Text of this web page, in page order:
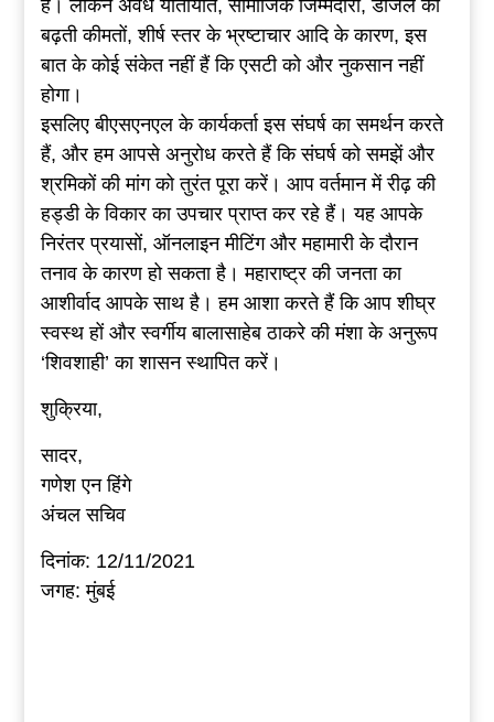
है। लेकिन अवैध यातायात, सामाजिक जिम्मेदारी, डीजल की
बढ़ती कीमतों, शीर्ष स्तर के भ्रष्टाचार आदि के कारण, इस
बात के कोई संकेत नहीं हैं कि एसटी को और नुकसान नहीं
होगा।
इसलिए बीएसएनएल के कार्यकर्ता इस संघर्ष का समर्थन करते
हैं, और हम आपसे अनुरोध करते हैं कि संघर्ष को समझें और
श्रमिकों की मांग को तुरंत पूरा करें। आप वर्तमान में रीढ़ की
हड्डी के विकार का उपचार प्राप्त कर रहे हैं। यह आपके
निरंतर प्रयासों, ऑनलाइन मीटिंग और महामारी के दौरान
तनाव के कारण हो सकता है। महाराष्ट्र की जनता का
आशीर्वाद आपके साथ है। हम आशा करते हैं कि आप शीघ्र
स्वस्थ हों और स्वर्गीय बालासाहेब ठाकरे की मंशा के अनुरूप
‘शिवशाही’ का शासन स्थापित करें।
शुक्रिया,
सादर,
गणेश एन हिंगे
अंचल सचिव
दिनांक: 12/11/2021
जगह: मुंबई